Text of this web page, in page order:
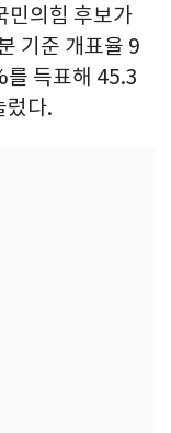
민의힘 후보가
기준 개표율 9
득표해 45.3
렀다.